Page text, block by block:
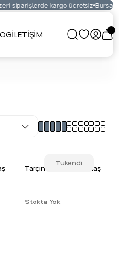
kargo ücretsiz Bursa Kumaş
İLETİŞİM
Tükendi
Tarçın Monaray Kumaş
Stokta Yok